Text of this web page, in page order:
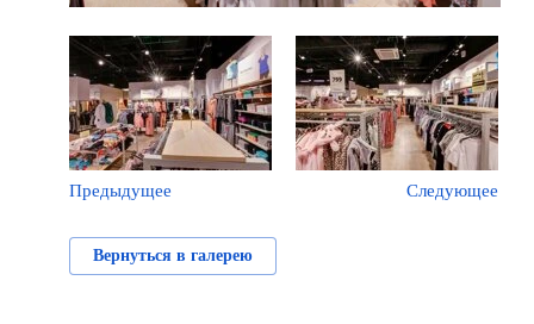
Предыдущее Следующее
Вернуться в галерею